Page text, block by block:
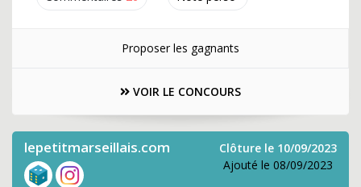
Proposer les gagnants
VOIR LE CONCOURS
lepetitmarseillais.com
Clôture le 10/09/2023
Ajouté le 08/09/2023